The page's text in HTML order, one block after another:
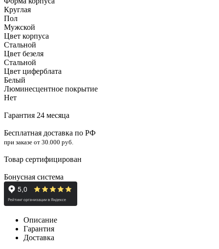
Круглая
Пол
Мужской
Цвет корпуса
Стальной
Цвет безеля
Стальной
Цвет циферблата
Белый
Люминесцентное покрытие
Нет
Гарантия 24 месяца
Бесплатная доставка по РФ
при заказе от 30.000 руб.
Товар сертифицирован
Бонусная система
Описание
Гарантия
Доставка